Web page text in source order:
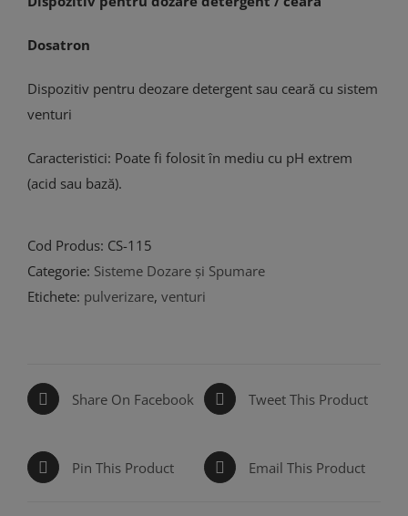
Dosatron
Dispozitiv pentru deozare detergent sau ceară cu sistem
venturi
Caracteristici: Poate fi folosit în mediu cu pH extrem
(acid sau bază).
Cod Produs: CS-115
Categorie: Sisteme Dozare și Spumare
Etichete: pulverizare, venturi
Share On Facebook Tweet This Product
Pin This Product Email This Product